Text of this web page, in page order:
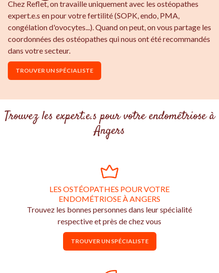
Chez Reflet, on travaille uniquement avec les ostéopathes
expert.e.s en pour votre fertilité (SOPK, endo, PMA,
congélation d'ovocytes...). Quand on peut, on vous partage les
coordonnées des ostéopathes qui nous ont été recommandés
dans votre secteur.
TROUVER UN SPÉCIALISTE
Trouvez les expert.e.s pour votre endométriose à
Angers
LES OSTÉOPATHES POUR VOTRE
ENDOMÉTRIOSE À ANGERS
Trouvez les bonnes personnes dans leur spécialité
respective et près de chez vous
TROUVER UN SPÉCIALISTE